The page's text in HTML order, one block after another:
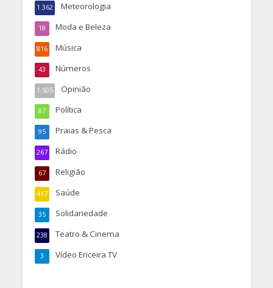
Meteorologia
1.362
Moda e Beleza
18
Música
816
Números
43
Opinião
1.505
Política
87
Praias & Pesca
95
Rádio
267
Religião
67
Saúde
417
Solidariedade
35
Teatro & Cinema
238
Vídeo Ericeira TV
3